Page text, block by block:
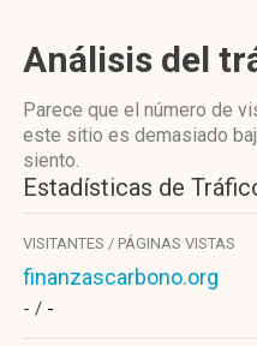
Análisis del
Parece que el número de
este sitio es demasiado
siento.
Estadísticas de
VISITANTES / PÁGINAS VISTAS
finanzascarbono.org
- / -